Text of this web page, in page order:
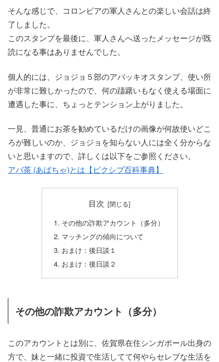
そんな感じで、コロンビアの軍人さんとの楽しい会話は終
了しました。
このスタンプを最後に、軍人さんへ送ったメッセージが既
読になる事はありませんでした。
個人的には、ジョジョ５部のアバッキオスタンプ、使い所
が非常に難しかったので、何の躊躇いもなく使える場面に
遭遇した事に、ちょっとテンション上がりました。
一見、普通にお茶を勧めているだけの画像が何故使いどこ
ろが難しいのか、ジョジョを知らない人には全く分からな
いと思いますので、詳しくは以下をご参照ください。
アバ茶 (あばちゃ)とは【ピクシブ百科事典】
目次
その他の詐欺アカウント（多分）
マッチングの傾向について
おまけ：後日談１
おまけ：後日談２
その他の詐欺アカウント（多分）
このアカウントとは別に、佐賀県在住シンガポール出身の
方で、妹と一緒に投資で生活してて何やらセレブな生活を